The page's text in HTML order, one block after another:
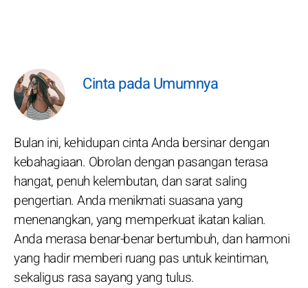
Cinta pada Umumnya
Bulan ini, kehidupan cinta Anda bersinar dengan
kebahagiaan. Obrolan dengan pasangan terasa
hangat, penuh kelembutan, dan sarat saling
pengertian. Anda menikmati suasana yang
menenangkan, yang memperkuat ikatan kalian.
Anda merasa benar-benar bertumbuh, dan harmoni
yang hadir memberi ruang pas untuk keintiman,
sekaligus rasa sayang yang tulus.